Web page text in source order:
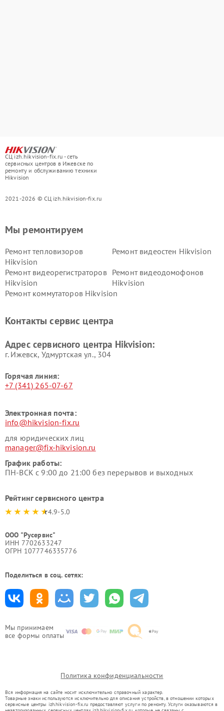
СЦ izh.hikvision-fix.ru - сеть
сервисных центров в Ижевске по
ремонту и обслуживанию техники
Hikvision
2021-2026 © СЦ izh.hikvision-fix.ru
Мы принимаем
все формы оплаты
Мы ремонтируем
Ремонт тепловизоров
Hikvision
Ремонт видеостен Hikvision
Ремонт видеорегистраторов
Hikvision
Ремонт видеодомофонов
Hikvision
Ремонт коммутаторов Hikvision
Контакты сервис центра
Адрес сервисного центра Hikvision:
г. Ижевск, Удмуртская ул., 304
Горячая линия:
+7 (341) 265-07-67
Электронная почта:
info@hikvision-fix.ru
для юридических лиц
manager@fix-hikvision.ru
График работы:
ПН-ВСК с 9:00 до 21:00 без перерывов и выходных
Рейтинг сервисного центра
4.9-5.0
ООО "Русервис"
ИНН 7702633247
ОГРН 1077746335776
Поделиться в соц. сетях:
Политика конфиденциальности
Вся информация на сайте носит исключительно справочный характер.
Товарные знаки используются исключительно для описания устройств, в отношении которых
сервисные центры izh.hikvision-fix.ru предоставляют услуги по ремонту. Услуги оказываются в